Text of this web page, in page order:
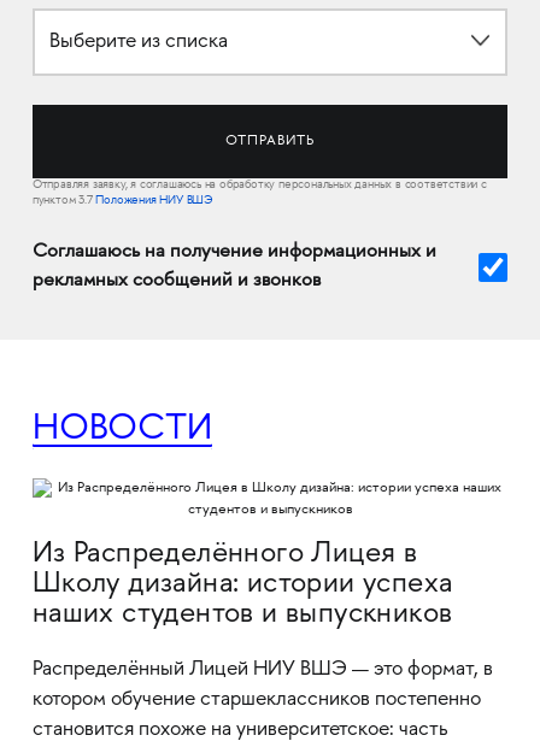
Выберите из списка
Отправляя заявку, я соглашаюсь на обработку персональных данных в соответствии с
пунктом 3.7
Положения НИУ ВШЭ
Соглашаюсь на получение информационных и
рекламных сообщений и звонков
НОВОСТИ
Из Распределённого Лицея в
Школу дизайна: истории успеха
наших студентов и выпускников
Распределённый Лицей НИУ ВШЭ — это формат, в
котором обучение старшеклассников постепенно
становится похоже на университетское: часть